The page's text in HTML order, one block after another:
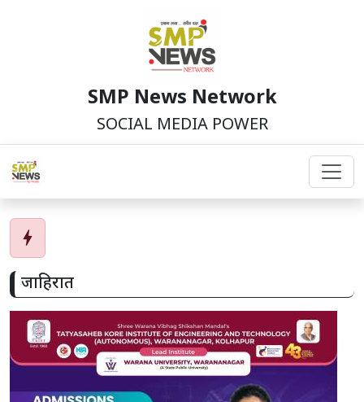
SMP News Network
SOCIAL MEDIA POWER
bolt
जाहिरात